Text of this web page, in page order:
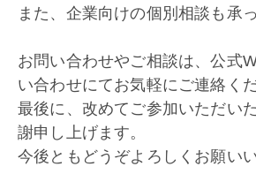
また、企業向けの個別相談も承
お問い合わせやご相談は、公式
い合わせにてお気軽にご連絡くだ
最後に、改めてご参加いただい
謝申し上げます。
今後ともどうぞよろしくお願い